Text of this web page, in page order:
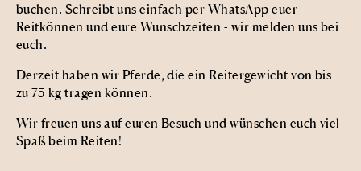
buchen. Schreibt uns einfach per WhatsApp euer
Reitkönnen und eure Wunschzeiten - wir melden uns bei
euch.
Derzeit haben wir Pferde, die ein Reitergewicht von bis
zu 75 kg tragen können.
Wir freuen uns auf euren Besuch und wünschen euch viel
Spaß beim Reiten!